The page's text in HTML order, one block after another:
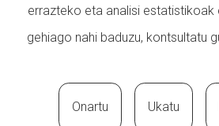
errazteko eta analisi
gehiago nahi baduzu, kontsultatu
Onartu Ukatu